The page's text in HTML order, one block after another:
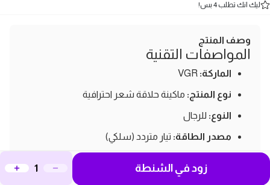
ليك انك تطلب 4 بس!
وصف المنتج
المواصفات التقنية
الماركة:
نوع المنتج: ماكينة حلاقة شعر احترافية
النوع: للرجال
مصدر الطاقة: تيار متردد (سلكي)
طول السلك:
زود في الشنطة